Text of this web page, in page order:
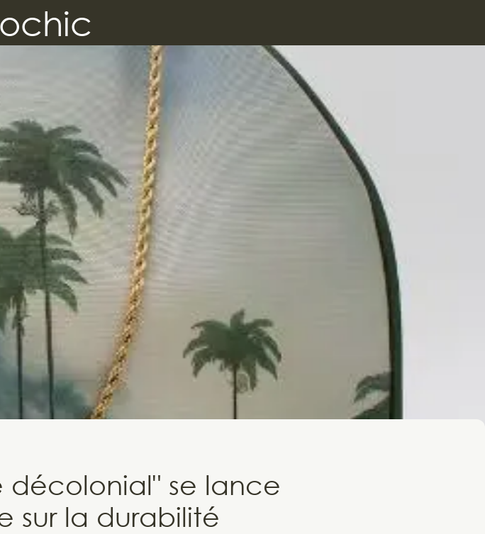
décolonial" se lance
sur la durabilité